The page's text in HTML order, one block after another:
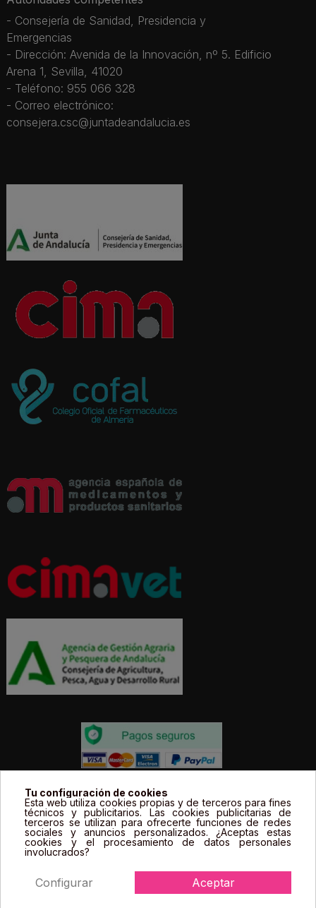
- Consejería de Sanidad, Presidencia y
Emergencias
- Dirección: Avenida de la Innovación, nº 5. Edificio
Arena 1, Sevilla, 41020
- Teléfono: 955 066 328
- Correo electrónico:
consejera.csc@juntadeandalucia.es
Todos los precios estás expresados en Euros e
incluyen el IVA. | Todas las marcas, logotipos y fotos de
productos son propiedad legal de sus propietarios y
sólo se muestran a título informativo.
Tu configuración de cookies
Esta web utiliza cookies propias y de terceros para fines
técnicos y publicitarios. Las cookies publicitarias de
terceros se utilizan para ofrecerte funciones de redes
sociales y anuncios personalizados. ¿Aceptas estas
cookies y el procesamiento de datos personales
involucrados?
Aceptar
Configurar